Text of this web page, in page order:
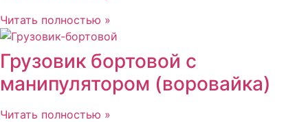
Читать полностью »
Грузовик бортовой с
манипулятором (воровайка)
Читать полностью »